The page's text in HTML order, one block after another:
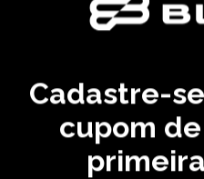
BERMUDA JUICE - AREIA
Cadastre-
cupom de
CADASTRE SEU EMAIL
RECEBA EM PRIMEIRA